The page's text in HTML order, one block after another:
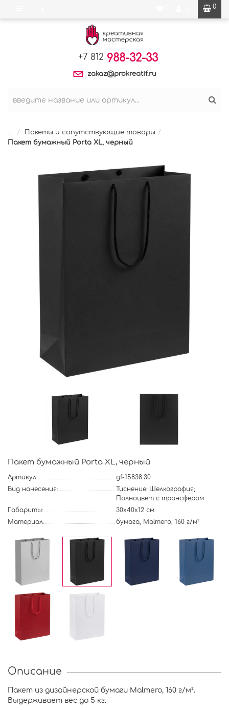
0
+7 812 988-32-33
zakaz@prokreatif.ru
...
Пакеты и сопутствующие товары
Пакет бумажный Porta XL, черный
Пакет бумажный Porta XL, черный
Артикул
gf-15838.30
Вид нанесения:
Тиснение; Шелкография;
Полноцвет с трансфером
Габариты:
30х40х12 см
Материал:
бумага, Malmero, 160 г/м²
Описание
Пакет из дизайнерской бумаги Malmero, 160 г/м².
Выдерживает вес до 5 кг.